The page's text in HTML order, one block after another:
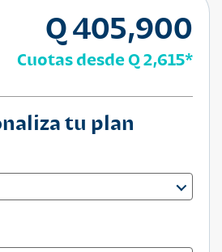
Q 405,900
Cuotas desdeQ 2,615*
tu plan